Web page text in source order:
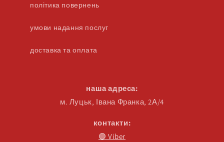
політика повернень
умови надання послуг
доставка та оплата
наша адреса:
м. Луцьк, Івана Франка, 2А/4
контакти:
🟣 Viber